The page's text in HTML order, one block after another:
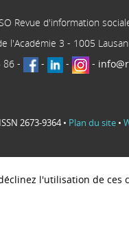
Revue d'information
l'Académie 3 - 1005
86 - - - -
2673-9364 • Plan du site •
l'utilisation de